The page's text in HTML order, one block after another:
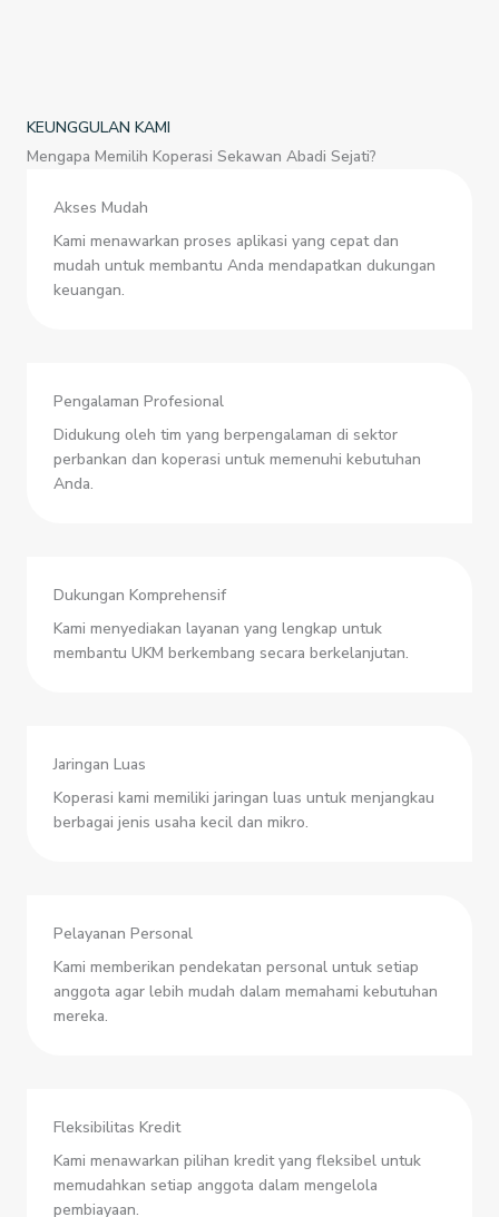
KEUNGGULAN KAMI
Mengapa Memilih Koperasi Sekawan Abadi Sejati?
Akses Mudah
Kami menawarkan proses aplikasi yang cepat dan
mudah untuk membantu Anda mendapatkan dukungan
keuangan.
Pengalaman Profesional
Didukung oleh tim yang berpengalaman di sektor
perbankan dan koperasi untuk memenuhi kebutuhan
Anda.
Dukungan Komprehensif
Kami menyediakan layanan yang lengkap untuk
membantu UKM berkembang secara berkelanjutan.
Jaringan Luas
Koperasi kami memiliki jaringan luas untuk menjangkau
berbagai jenis usaha kecil dan mikro.
Pelayanan Personal
Kami memberikan pendekatan personal untuk setiap
anggota agar lebih mudah dalam memahami kebutuhan
mereka.
Fleksibilitas Kredit
Kami menawarkan pilihan kredit yang fleksibel untuk
memudahkan setiap anggota dalam mengelola
pembiayaan.